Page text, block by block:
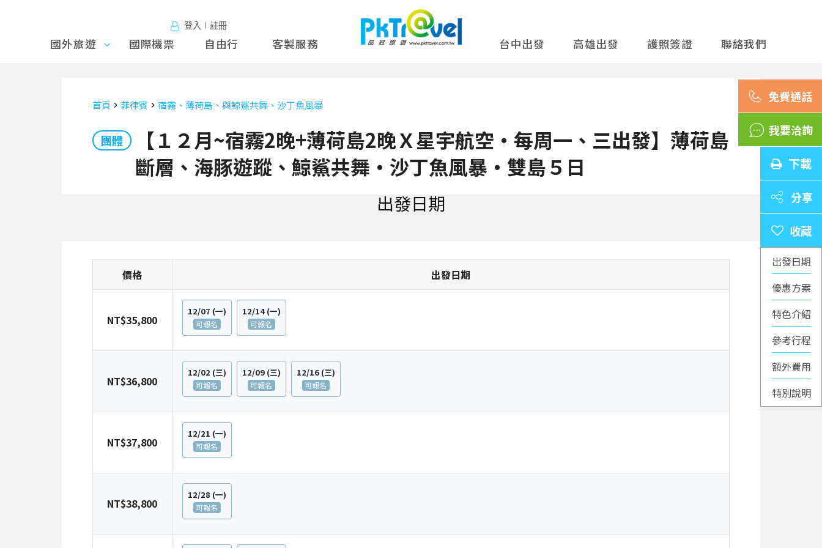
登入∣註冊
國外旅
國外旅遊 國際機票 自由行 客製服務 台中出發 高雄出發 護照簽證 聯絡我們
我要洽詢
下載
分享
優惠方案
特色介紹
出發日期
首頁 菲律賓 宿霧、薄荷島、與鯨鯊共舞、沙丁魚風暴
團體
【１２月~宿霧2晚+薄荷島2晚Ｘ星宇航空‧每周一、三出發】薄荷島
斷層、海豚遊蹤、鯨鯊共舞‧沙丁魚風暴‧雙島５日
出發日期
價格 日期
NT$35,800
12/07 (一)
可報名
12/14 (一)
可報名
NT$36,800
12/02 (三)
可報名
12/09 (三)
可報名
12/16 (三)
可報名
NT$37,800
12/21 (一)
可報名
NT$38,800
12/28 (一)
可報名